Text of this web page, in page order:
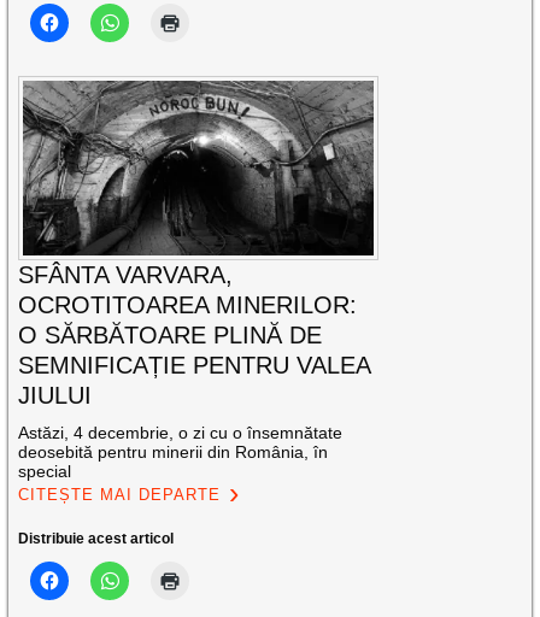
SFÂNTA VARVARA,
OCROTITOAREA MINERILOR:
O SĂRBĂTOARE PLINĂ DE
SEMNIFICAȚIE PENTRU VALEA
JIULUI
Astăzi, 4 decembrie, o zi cu o însemnătate
deosebită pentru minerii din România, în
special
CITEȘTE MAI DEPARTE
Distribuie acest articol